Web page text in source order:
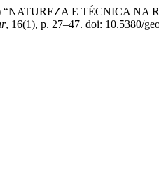
“NATUREZA E TÉCNICA
, 16(1), p. 27–47. doi: 10.5380/